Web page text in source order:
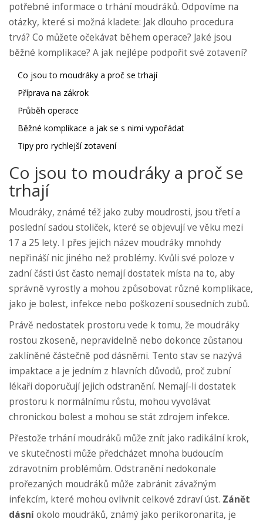
potřebné informace o trhání moudráků. Odpovíme na
otázky, které si možná kladete: Jak dlouho procedura
trvá? Co můžete očekávat během operace? Jaké jsou
běžné komplikace? A jak nejlépe podpořit své zotavení?
Co jsou to moudráky a proč se trhají
Příprava na zákrok
Průběh operace
Běžné komplikace a jak se s nimi vypořádat
Tipy pro rychlejší zotavení
Co jsou to moudráky a proč se
trhají
Moudráky, známé též jako zuby moudrosti, jsou třetí a
poslední sadou stoliček, které se objevují ve věku mezi
17 a 25 lety. I přes jejich název moudráky mnohdy
nepřináší nic jiného než problémy. Kvůli své poloze v
zadní části úst často nemají dostatek místa na to, aby
správně vyrostly a mohou způsobovat různé komplikace,
jako je bolest, infekce nebo poškození sousedních zubů.
Právě nedostatek prostoru vede k tomu, že moudráky
rostou zkoseně, nepravidelně nebo dokonce zůstanou
zaklíněné částečně pod dásněmi. Tento stav se nazývá
impaktace a je jedním z hlavních důvodů, proč zubní
lékaři doporučují jejich odstranění. Nemají-li dostatek
prostoru k normálnímu růstu, mohou vyvolávat
chronickou bolest a mohou se stát zdrojem infekce.
Přestože trhání moudráků může znít jako radikální krok,
ve skutečnosti může předcházet mnoha budoucím
zdravotním problémům. Odstranění nedokonale
prořezaných moudráků může zabránit závažným
infekcím, které mohou ovlivnit celkové zdraví úst. Zánět
dásníokolo moudráků, známý jako perikoronarita, je